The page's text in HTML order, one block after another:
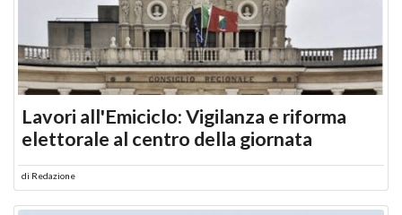
Lavori all'Emiciclo: Vigilanza e riforma
elettorale al centro della giornata
di Redazione